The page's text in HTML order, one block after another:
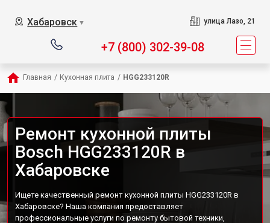
Хабаровск ▼ улица Лазо, 21
+7 (800) 302-39-08
Главная / Кухонная плита / HGG233120R
Ремонт кухонной плиты
Bosch HGG233120R в
Хабаровске
Ищете качественный ремонт кухонной плиты HGG233120R в
Хабаровске? Наша компания предоставляет
профессиональные услуги по ремонту бытовой техники,